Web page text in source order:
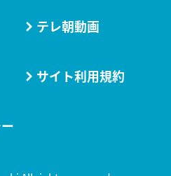
テレ朝動画
サイト利用規約